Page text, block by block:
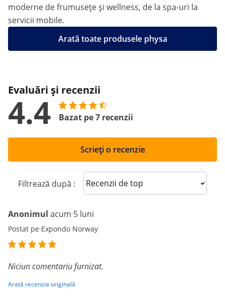
moderne de frumusețe și wellness, de la spa-uri la
servicii mobile.
Arată toate produsele physa
Evaluări și recenzii
4.4 Bazat pe 7 recenzii
Scrieți o recenzie
Filtrează după : Sort reviews
Anonimul acum 5 luni
Postat pe Expondo Norway
Niciun comentariu furnizat.
Arată recenzia originală